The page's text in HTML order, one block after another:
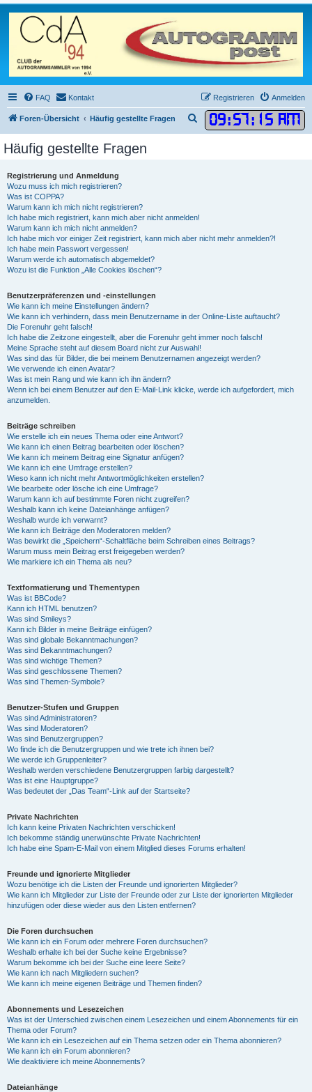
FAQ Kontakt Anmelden
Registrieren
Foren-Übersicht Häufig gestellte Fragen 09:57: 16 AM
u
Häufig gestellte Fragen
Registrierung und Anmeldung
Wozu muss ich mich registrieren?
Was ist COPPA?
Warum kann ich mich nicht registrieren?
Ich habe mich registriert, kann mich aber nicht anmelden!
Warum kann ich mich nicht anmelden?
Ich habe mich vor einiger Zeit registriert, kann mich aber nicht mehr anmelden?!
Ich habe mein Passwort vergessen!
Warum werde ich automatisch abgemeldet?
Wozu ist die Funktion „Alle Cookies löschen“?
Benutzerpräferenzen und -einstellungen
Wie kann ich meine Einstellungen ändern?
Wie kann ich verhindern, dass mein Benutzername in der Online-Liste auftaucht?
Die Forenuhr geht falsch!
Ich habe die Zeitzone eingestellt, aber die Forenuhr geht immer noch falsch!
Meine Sprache steht auf diesem Board nicht zur Auswahl!
Was sind das für Bilder, die bei meinem Benutzernamen angezeigt werden?
Wie verwende ich einen Avatar?
Was ist mein Rang und wie kann ich ihn ändern?
Wenn ich bei einem Benutzer auf den E-Mail-Link klicke, werde ich aufgefordert, mich
anzumelden.
Beiträge schreiben
Wie erstelle ich ein neues Thema oder eine Antwort?
Wie kann ich einen Beitrag bearbeiten oder löschen?
Wie kann ich meinem Beitrag eine Signatur anfügen?
Wie kann ich eine Umfrage erstellen?
Wieso kann ich nicht mehr Antwortmöglichkeiten erstellen?
Wie bearbeite oder lösche ich eine Umfrage?
Warum kann ich auf bestimmte Foren nicht zugreifen?
Weshalb kann ich keine Dateianhänge anfügen?
Weshalb wurde ich verwarnt?
Wie kann ich Beiträge den Moderatoren melden?
Was bewirkt die „Speichern“-Schaltfläche beim Schreiben eines Beitrags?
Warum muss mein Beitrag erst freigegeben werden?
Wie markiere ich ein Thema als neu?
Textformatierung und Thementypen
Was ist BBCode?
Kann ich HTML benutzen?
Was sind Smileys?
Kann ich Bilder in meine Beiträge einfügen?
Was sind globale Bekanntmachungen?
Was sind Bekanntmachungen?
Was sind wichtige Themen?
Was sind geschlossene Themen?
Was sind Themen-Symbole?
Benutzer-Stufen und Gruppen
Was sind Administratoren?
Was sind Moderatoren?
Was sind Benutzergruppen?
Wo finde ich die Benutzergruppen und wie trete ich ihnen bei?
Wie werde ich Gruppenleiter?
Weshalb werden verschiedene Benutzergruppen farbig dargestellt?
Was ist eine Hauptgruppe?
Was bedeutet der „Das Team“-Link auf der Startseite?
Private Nachrichten
Ich kann keine Privaten Nachrichten verschicken!
Ich bekomme ständig unerwünschte Private Nachrichten!
Ich habe eine Spam-E-Mail von einem Mitglied dieses Forums erhalten!
Freunde und ignorierte Mitglieder
Wozu benötige ich die Listen der Freunde und ignorierten Mitglieder?
Wie kann ich Mitglieder zur Liste der Freunde oder zur Liste der ignorierten Mitglieder
hinzufügen oder diese wieder aus den Listen entfernen?
Die Foren durchsuchen
Wie kann ich ein Forum oder mehrere Foren durchsuchen?
Weshalb erhalte ich bei der Suche keine Ergebnisse?
Warum bekomme ich bei der Suche eine leere Seite?
Wie kann ich nach Mitgliedern suchen?
Wie kann ich meine eigenen Beiträge und Themen finden?
Abonnements und Lesezeichen
Was ist der Unterschied zwischen einem Lesezeichen und einem Abonnements für ein
Thema oder Forum?
Wie kann ich ein Lesezeichen auf ein Thema setzen oder ein Thema abonnieren?
Wie kann ich ein Forum abonnieren?
Wie deaktiviere ich meine Abonnements?
Dateianhänge